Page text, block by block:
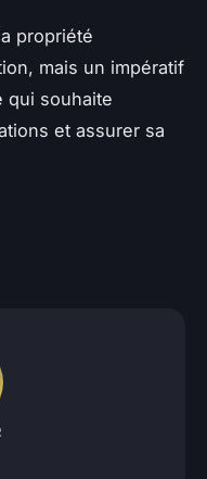
propriété
mais un impératif
qui souhaite
et assurer sa